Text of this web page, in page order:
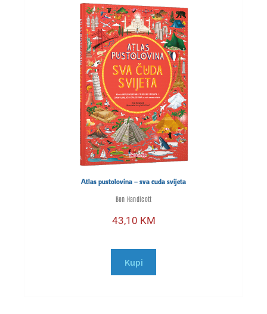
Atlas pustolovina – sva čuda svijeta
Ben Handicott
43,10 KM
Kupi